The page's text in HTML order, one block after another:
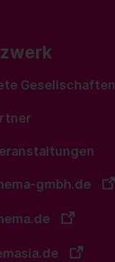
Gesellschaften
gmbh.de